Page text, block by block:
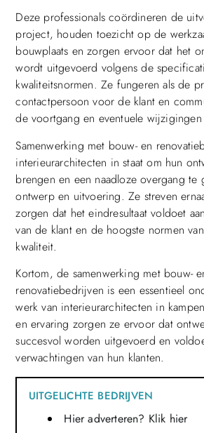
Deze professionals coördineren de
project, houden toezicht op de
bouwplaats en zorgen ervoor dat het
wordt uitgevoerd volgens de
kwaliteitsnormen. Ze fungeren als de
contactpersoon voor de klant en
de voortgang en eventuele
Samenwerking met bouw- en
interieurarchitecten in staat om hun
brengen en een naadloze overgang te
ontwerp en uitvoering. Ze streven
zorgen dat het eindresultaat voldoet
van de klant en de hoogste normen
kwaliteit.
Kortom, de samenwerking met bouw-
renovatiebedrijven is een essentieel
werk van interieurarchitecten in
en ervaring zorgen ze ervoor dat
succesvol worden uitgevoerd en
verwachtingen van hun klanten.
UITGELICHTE BEDRIJVEN
Hier adverteren? Klik hier